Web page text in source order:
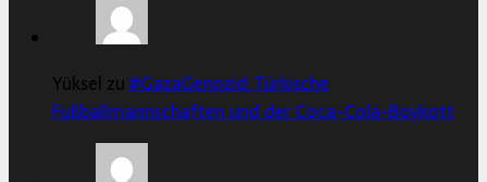
Yüksel zu#GazaGenozid: Türkische
Fußballmannschaften und der Coca-Cola-Boykott